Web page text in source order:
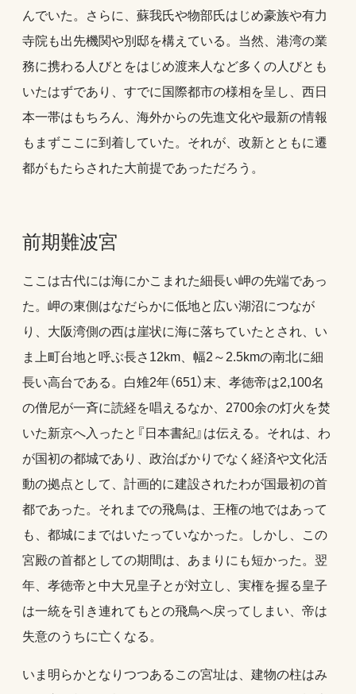
んでいた。さらに、蘇我氏や物部氏はじめ豪族や有力
寺院も出先機関や別邸を構えている。当然、港湾の業
務に携わる人びとをはじめ渡来人など多くの人びとも
いたはずであり、すでに国際都市の様相を呈し、西日
本一帯はもちろん、海外からの先進文化や最新の情報
もまずここに到着していた。それが、改新とともに遷
都がもたらされた大前提であっただろう。
前期難波宮
ここは古代には海にかこまれた細長い岬の先端であっ
た。岬の東側はなだらかに低地と広い湖沼につなが
り、大阪湾側の西は崖状に海に落ちていたとされ、い
ま上町台地と呼ぶ長さ12km、幅2～2.5kmの南北に細
長い高台である。白雉2年（651）末、孝徳帝は2,100名
の僧尼が一斉に読経を唱えるなか、2700余の灯火を焚
いた新京へ入ったと『日本書紀』は伝える。それは、わ
が国初の都城であり、政治ばかりでなく経済や文化活
動の拠点として、計画的に建設されたわが国最初の首
都であった。それまでの飛鳥は、王権の地ではあって
も、都城にまではいたっていなかった。しかし、この
宮殿の首都としての期間は、あまりにも短かった。翌
年、孝徳帝と中大兄皇子とが対立し、実権を握る皇子
は一統を引き連れてもとの飛鳥へ戻ってしまい、帝は
失意のうちに亡くなる。
いま明らかとなりつつあるこの宮址は、建物の柱はみ